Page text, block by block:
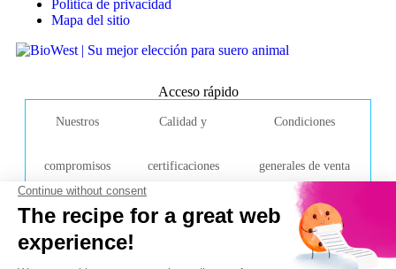
Política de privacidad
Mapa del sitio
Acceso rápido
Nuestros
compromisos
Calidad y
certificaciones
Condiciones
generales de venta
Empresa de contacto
Calle de la Caille